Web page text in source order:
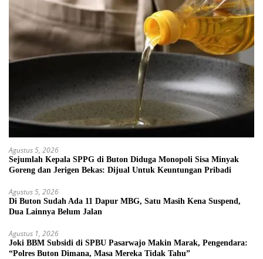
Agustus 5, 2026
Sejumlah Kepala SPPG di Buton Diduga Monopoli Sisa Minyak
Goreng dan Jerigen Bekas: Dijual Untuk Keuntungan Pribadi
Agustus 5, 2026
Di Buton Sudah Ada 11 Dapur MBG, Satu Masih Kena Suspend,
Dua Lainnya Belum Jalan
Agustus 1, 2026
Joki BBM Subsidi di SPBU Pasarwajo Makin Marak, Pengendara:
“Polres Buton Dimana, Masa Mereka Tidak Tahu”